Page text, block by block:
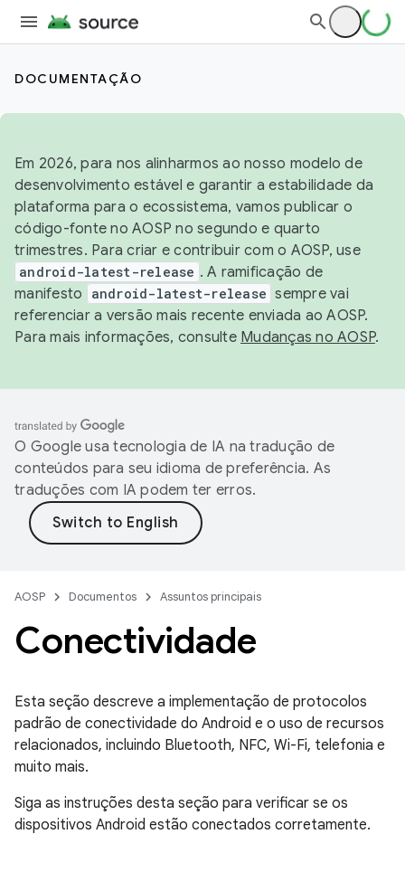
DOCUMENTAÇÃO
Em 2026, para nos alinharmos ao nosso modelo de
desenvolvimento estável e garantir a estabilidade da
plataforma para o ecossistema, vamos publicar o
código-fonte no AOSP no segundo e quarto
trimestres. Para criar e contribuir com o AOSP, use
android-latest-release . A ramificação de
manifesto
android-latest-release sempre vai
referenciar a versão mais recente enviada ao AOSP.
Para mais informações, consulte Mudanças no AOSP.
O Google usa tecnologia de IA na tradução de
conteúdos para seu idioma de preferência. As
traduções com IA podem ter erros.
AOSP Documentos Assuntos principais
Conectividade
Esta seção descreve a implementação de protocolos
padrão de conectividade do Android e o uso de recursos
relacionados, incluindo Bluetooth, NFC, Wi-Fi, telefonia e
muito mais.
Siga as instruções desta seção para verificar se os
dispositivos Android estão conectados corretamente.